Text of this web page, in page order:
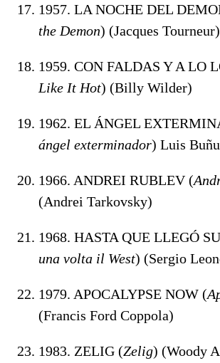
1957. LA NOCHE DEL
the Demon) (Jacques Tourneur)
1959. CON FALDAS Y A LO
Like It Hot) (Billy Wilder)
1962. EL ÁNGEL
ángel exterminador) Luis
1966. ANDREI RUBLEV (
(Andrei Tarkovsky)
1968. HASTA QUE LLEGÓ
una volta il West) (Sergio
1979. APOCALYPSE NOW (
(Francis Ford Coppola)
1983. ZELIG (Zelig) (Woody